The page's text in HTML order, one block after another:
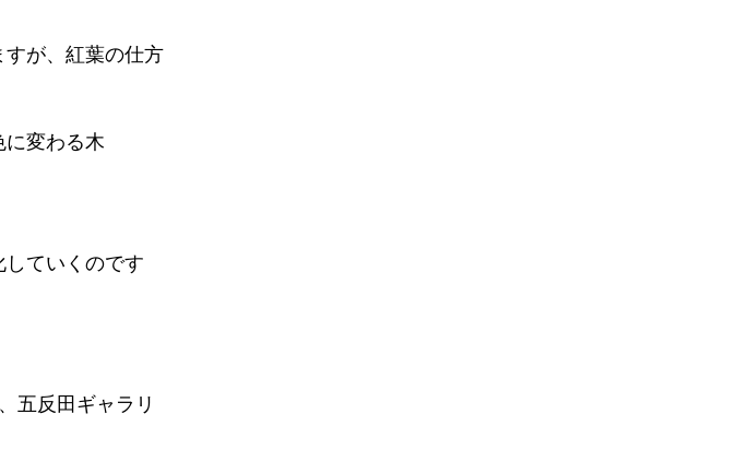
が、紅葉の仕方
変わる木
ていくのです
五反田ギャラリ